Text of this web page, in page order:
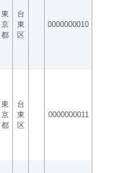
東
京
都
台
東
区
0000000010
東
京
都
台
東
区
0000000011